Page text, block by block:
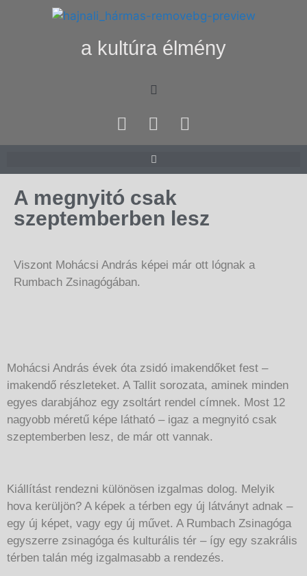
a kultúra élmény
A megnyitó csak
szeptemberben lesz
Viszont Mohácsi András képei már ott lógnak a
Rumbach Zsinagógában.
Mohácsi András évek óta zsidó imakendőket fest –
imakendő részleteket. A Tallit sorozata, aminek minden
egyes darabjához egy zsoltárt rendel címnek. Most 12
nagyobb méretű képe látható – igaz a megnyitó csak
szeptemberben lesz, de már ott vannak.
Kiállítást rendezni különösen izgalmas dolog. Melyik
hova kerüljön? A képek a térben egy új látványt adnak –
egy új képet, vagy egy új művet. A Rumbach Zsinagóga
egyszerre zsinagóga és kulturális tér – így egy szakrális
térben talán még izgalmasabb a rendezés.